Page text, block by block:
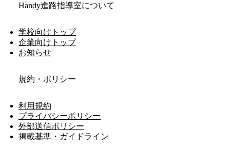
Handy進路指導室について
学校向けトップ
企業向けトップ
お知らせ
規約・ポリシー
利用規約
プライバシーポリシー
外部送信ポリシー
掲載基準・ガイドライン